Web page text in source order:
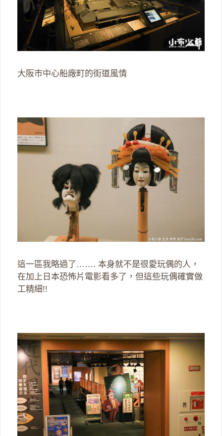
大阪市中心船廠町的街道風情
這一區我略過了……. 本身就不是很愛玩偶的人，
在加上日本恐怖片電影看多了，但這些玩偶確實做
工精細!!